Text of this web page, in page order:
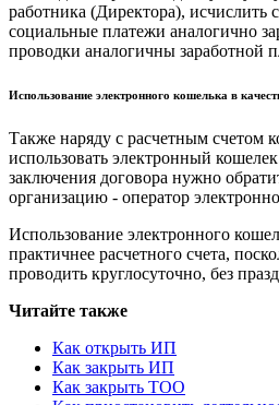
работника (Директора), исчислить
социальные платежи аналогично
проводки аналогичны заработной
Использование электронного кошелька в
Также наряду с расчетным счетом
использовать электронный
заключения договора нужно
организацию - оператор
Использование электронного
практичнее расчетного счета,
проводить круглосуточно, без
Читайте также
Как открыть ИП
Как закрыть ИП
Как закрыть ТОО